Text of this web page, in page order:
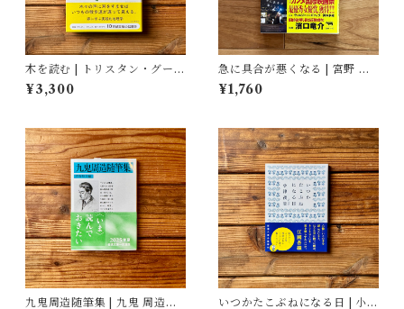
木を読む | トリスタン・グーリ
ー
¥3,300
急に具合が悪くなる | 宮野 真
生子, 磯野 真穂
¥1,760
九鬼周造随筆集 | 九鬼 周造 いつかたこぶねになる日 | 小津